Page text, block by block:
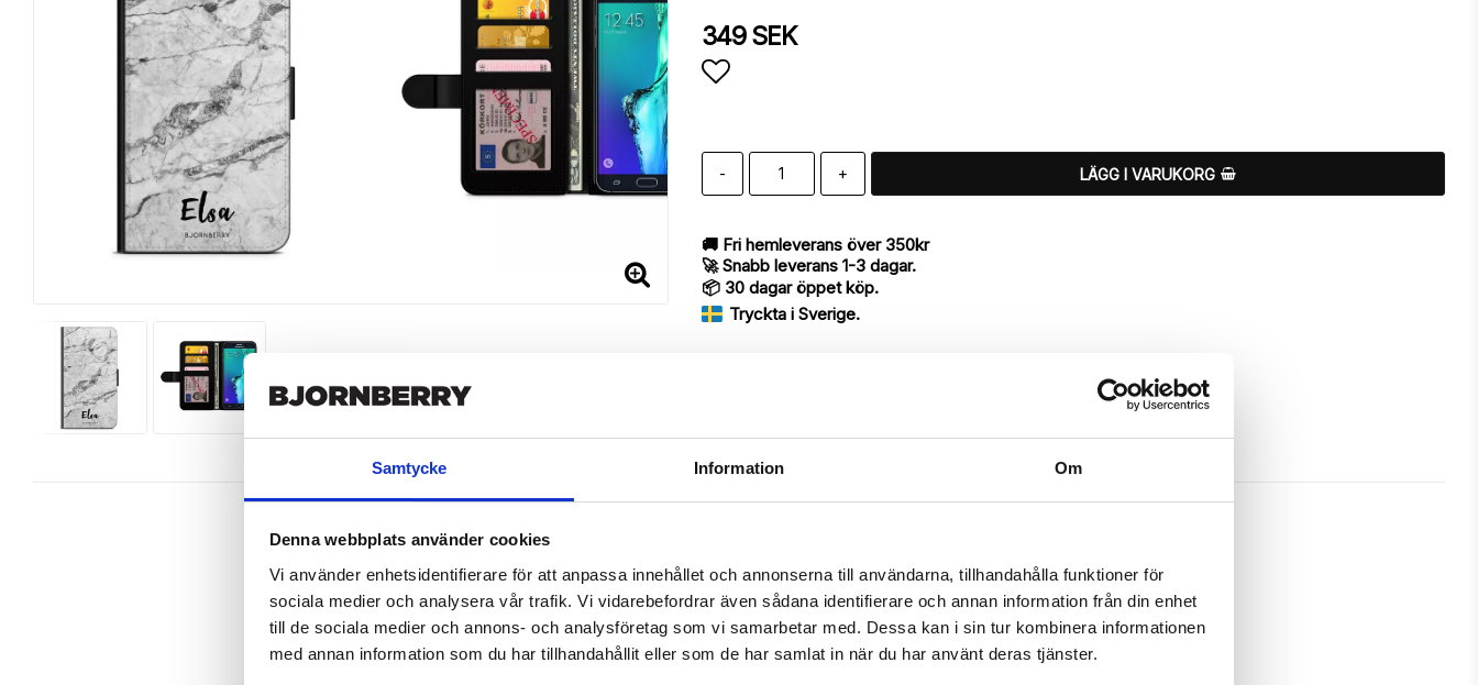
Samtycke Information Om
Denna webbplats använder cookies
Vi använder enhetsidentifierare för att anpassa innehållet och annonserna till användarna, tillhandahålla funktioner för
sociala medier och analysera vår trafik. Vi vidarebefordrar även sådana identifierare och annan information från din enhet
till de sociala medier och annons- och analysföretag som vi samarbetar med. Dessa kan i sin tur kombinera informationen
med annan information som du har tillhandahållit eller som de har samlat in när du har använt deras tjänster.
349 SEK
- + LÄGG I VARUKORG
🚚 Fri hemleverans över 350kr
🚀 Snabb leverans 1-3 dagar.
📦 30 dagar öppet köp.
Tryckta i Sverige.
Art.nr: 159099
Snyggt plånboksfodral från Bjornberry med ett exklusivt unikt “Elsa”-motiv, designat för att ge ett bra skydd och passa din Samsung
Galaxy S6 Edge+ perfekt.
Denna mobilväska är mycket smidig då den har funktionen att fungera som ett skyddande fodral men samtidigt som en plånbok. Detta